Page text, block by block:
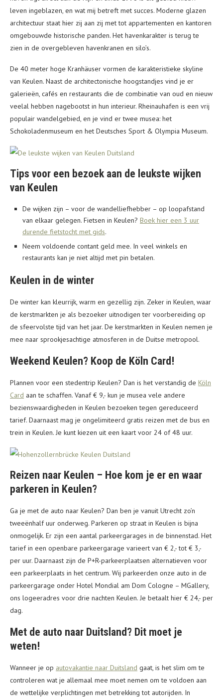
leven ingeblazen, en wat mij betreft met succes. Moderne glazen
architectuur staat hier zij aan zij met tot appartementen en kantoren
omgebouwde historische panden. Het havenkarakter is terug te
zien in de overgebleven havenkranen en silo’s.
De 40 meter hoge Kranhäuser vormen de karakteristieke skyline
van Keulen. Naast de architectonische hoogstandjes vind je er
galerieën, cafés en restaurants die de combinatie van oud en nieuw
veelal hebben nagebootst in hun interieur. Rheinauhafen is een vrij
populair wandelgebied, en je vind er twee musea: het
Schokoladenmuseum en het Deutsches Sport & Olympia Museum.
Tips voor een bezoek aan de leukste wijken
van Keulen
De wijken zijn – voor de wandelliefhebber – op loopafstand
van elkaar gelegen. Fietsen in Keulen? Boek hier een 3 uur
durende fietstocht met gids.
Neem voldoende contant geld mee. In veel winkels en
restaurants kan je niet altijd met pin betalen.
Keulen in de winter
De winter kan kleurrijk, warm en gezellig zijn. Zeker in Keulen, waar
de kerstmarkten je als bezoeker uitnodigen ter voorbereiding op
de sfeervolste tijd van het jaar. De kerstmarkten in Keulen nemen je
mee naar sprookjesachtige atmosferen in de Duitse metropool.
Weekend Keulen? Koop de Köln Card!
Plannen voor een stedentrip Keulen? Dan is het verstandig de Köln
Card aan te schaffen. Vanaf € 9,- kun je musea vele andere
bezienswaardigheden in Keulen bezoeken tegen gereduceerd
tarief. Daarnaast mag je ongelimiteerd gratis reizen met de bus en
trein in Keulen. Je kunt kiezen uit een kaart voor 24 of 48 uur.
Reizen naar Keulen – Hoe kom je er en waar
parkeren in Keulen?
Ga je met de auto naar Keulen? Dan ben je vanuit Utrecht zo’n
tweeënhalf uur onderweg. Parkeren op straat in Keulen is bijna
onmogelijk. Er zijn een aantal parkeergarages in de binnenstad. Het
tarief in een openbare parkeergarage varieert van € 2,- tot € 3,-
per uur. Daarnaast zijn de P+R-parkeerplaatsen alternatieven voor
een parkeerplaats in het centrum. Wij parkeerden onze auto in de
parkeergarage onder Hotel Mondial am Dom Cologne – MGallery,
ons logeeradres voor drie nachten Keulen. Je betaalt hier € 24,- per
dag.
Met de auto naar Duitsland? Dit moet je
weten!
Wanneer je op autovakantie naar Duitsland gaat, is het slim om te
controleren wat je allemaal mee moet nemen om te voldoen aan
de wettelijke verplichtingen met betrekking tot autorijden. In